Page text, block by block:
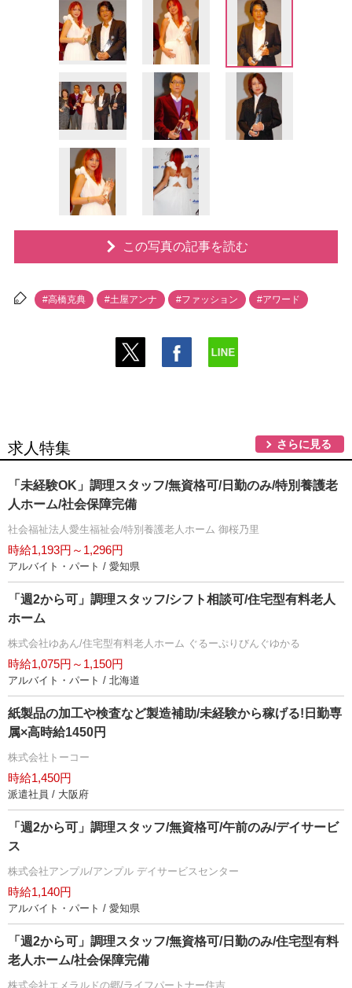
この写真の記事を読む
#高橋克典 #土屋アンナ #ファッション #アワード
求人特集 さらに見る
「未経験OK」調理スタッフ/無資格可/日勤のみ/特別養護老
人ホーム/社会保障完備
社会福祉法人愛生福祉会/特別養護老人ホーム 御桜乃里
時給1,193円～1,296円
アルバイト・パート / 愛知県
「週2から可」調理スタッフ/シフト相談可/住宅型有料老人
ホーム
株式会社ゆあん/住宅型有料老人ホーム ぐるーぷりびんぐゆかる
時給1,075円～1,150円
アルバイト・パート / 北海道
紙製品の加工や検査など製造補助/未経験から稼げる!日勤専
属×高時給1450円
株式会社トーコー
時給1,450円
派遣社員 / 大阪府
「週2から可」調理スタッフ/無資格可/午前のみ/デイサービ
ス
株式会社アンプル/アンプル デイサービスセンター
時給1,140円
アルバイト・パート / 愛知県
「週2から可」調理スタッフ/無資格可/日勤のみ/住宅型有料
老人ホーム/社会保障完備
株式会社エメラルドの郷/ライフパートナー住吉